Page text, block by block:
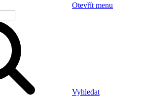
Otevřít menu
Vyhledat